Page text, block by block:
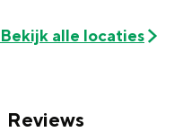
Bekijk alle locaties
Reviews